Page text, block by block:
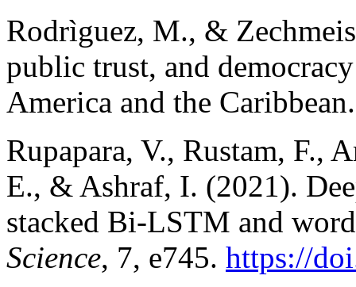
Rodrìguez, M., &
public trust, and
America and the
Rupapara, V., Rustam, F.,
E., & Ashraf, I. (2021).
stacked Bi-LSTM and
Science, 7, e745. https://